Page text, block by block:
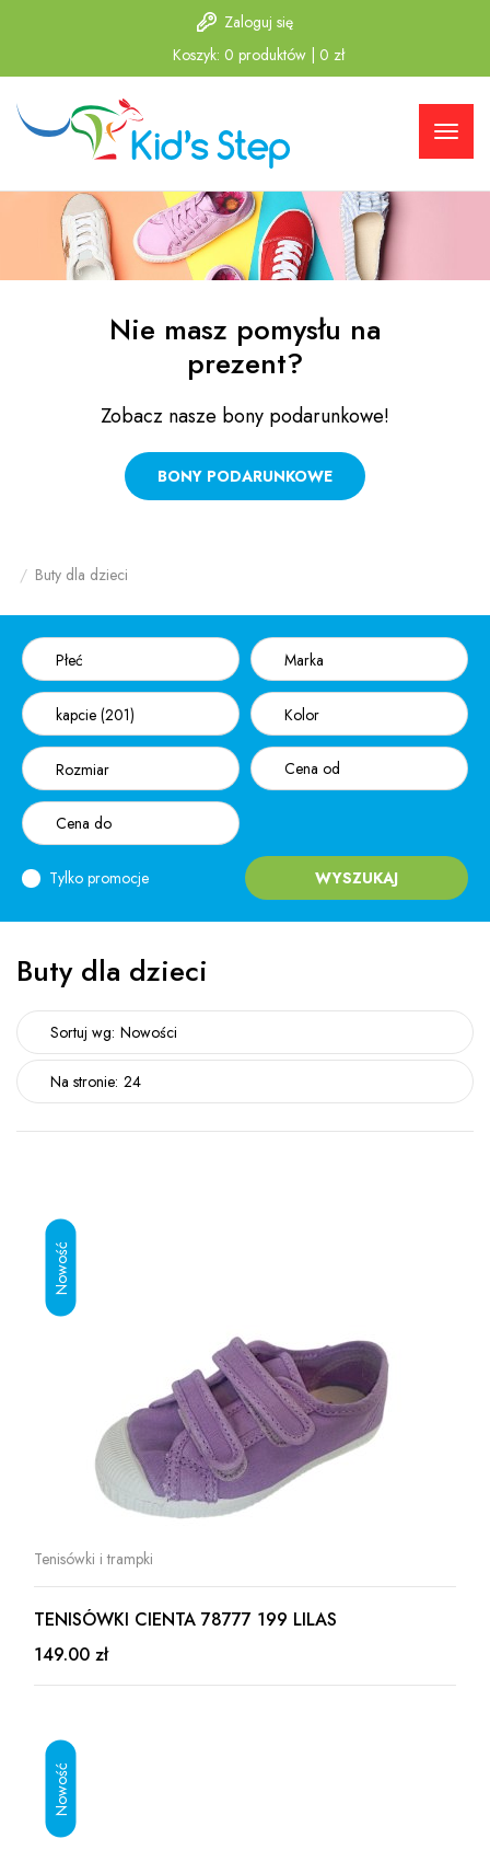
do menu
głównego
do
menu w
stopce
Zaloguj się
Koszyk: 0 produktów 0 zł
Nie masz pomysłu na
prezent?
Zobacz nasze bony podarunkowe!
BONY PODARUNKOWE
Buty dla dzieci
Płeć Marka
kapcie (201) Kolor
Rozmiar
Tylko promocje WYSZUKAJ
Buty dla dzieci
Sortuj wg: Nowości
Na stronie: 24
Tenisówki i trampki
TENISÓWKI CIENTA 78777 199 LILAS
149.00 zł